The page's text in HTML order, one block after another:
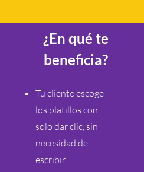
¿En qué te
beneficia?
Tu cliente escoge
los platillos con
solo dar clic, sin
necesidad de
escribir